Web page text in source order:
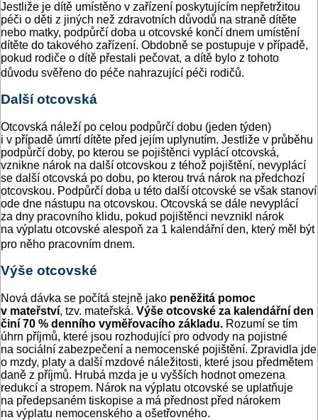
Jestliže je dítě umístěno v zařízení poskytujícím nepřetržitou
péči o děti z jiných než zdravotních důvodů na straně dítěte
nebo matky, podpůrčí doba u otcovské končí dnem umístění
dítěte do takového zařízení. Obdobně se postupuje v případě,
pokud rodiče o dítě přestali pečovat, a dítě bylo z tohoto
důvodu svěřeno do péče nahrazující péči rodičů.
Další otcovská
Otcovská náleží po celou podpůrčí dobu (jeden týden)
i v případě úmrtí dítěte před jejím uplynutím. Jestliže v průběhu
podpůrčí doby, po kterou se pojištěnci vyplácí otcovská,
vznikne nárok na další otcovskou z téhož pojištění, nevyplácí
se další otcovská po dobu, po kterou trvá nárok na předchozí
otcovskou. Podpůrčí doba u této další otcovské se však stanoví
ode dne nástupu na otcovskou. Otcovská se dále nevyplácí
za dny pracovního klidu, pokud pojištěnci nevznikl nárok
na výplatu otcovské alespoň za 1 kalendářní den, který měl být
pro něho pracovním dnem.
Výše otcovské
Nová dávka se počítá stejně jako peněžitá pomoc
v mateřství, tzv. mateřská. Výše otcovské za kalendářní den
činí 70 % denního vyměřovacího základu. Rozumí se tím
úhrn příjmů, které jsou rozhodující pro odvody na pojistné
na sociální zabezpečení a nemocenské pojištění. Zpravidla jde
o mzdy, platy a další mzdové náležitosti, které jsou předmětem
daně z příjmů. Hrubá mzda je u vyšších hodnot omezena
redukcí a stropem. Nárok na výplatu otcovské se uplatňuje
na předepsaném tiskopise a má přednost před nárokem
na výplatu nemocenského a ošetřovného.